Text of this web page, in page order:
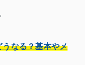
なる？基本やメ